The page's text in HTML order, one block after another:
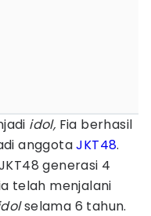
idol, Fia berhasil
anggotaJKT48.
generasi 4
telah menjalani
selama 6 tahun.